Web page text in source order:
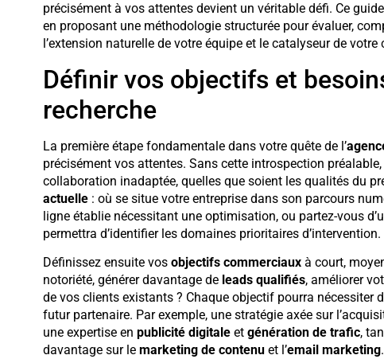
précisément à vos attentes devient un véritable défi. Ce
en proposant une méthodologie structurée pour évaluer,
l’extension naturelle de votre équipe et le catalyseur de
Définir vos objectifs et
recherche
La première étape fondamentale dans votre quête de l’
précisément vos attentes. Sans cette introspection
collaboration inadaptée, quelles que soient les qualités du
actuelle: où se situe votre entreprise dans son parcours
ligne établie nécessitant une optimisation, ou partez-vous
permettra d’identifier les domaines prioritaires d’intervention.
Définissez ensuite vos objectifs commerciauxà court,
notoriété, générer davantage de leads qualifiés, améliorer
de vos clients existants ? Chaque objectif pourra nécessiter
futur partenaire. Par exemple, une stratégie axée sur
une expertise en publicité digitaleet génération de trafic,
davantage sur le marketing de contenuet l’email marketing.